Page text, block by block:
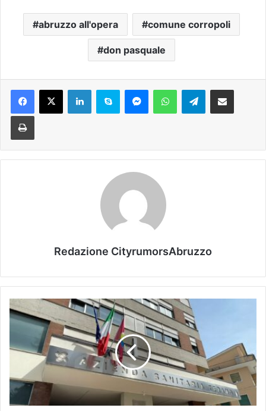
abruzzo all'opera comune corropoli
don pasquale
Telegram
Redazione CityrumorsAbruzzo